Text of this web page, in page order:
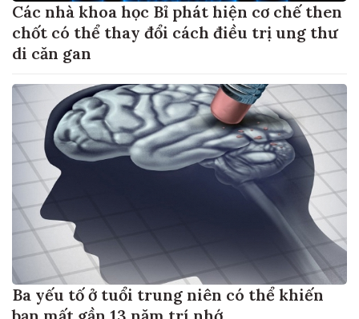
Các nhà khoa học Bỉ phát hiện cơ chế then
chốt có thể thay đổi cách điều trị ung thư
di căn gan
Ba yếu tố ở tuổi trung niên có thể khiến